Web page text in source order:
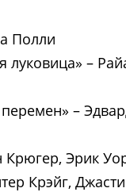
Полли
луковица» –
–
Крюгер, Эрик
Крэйг,